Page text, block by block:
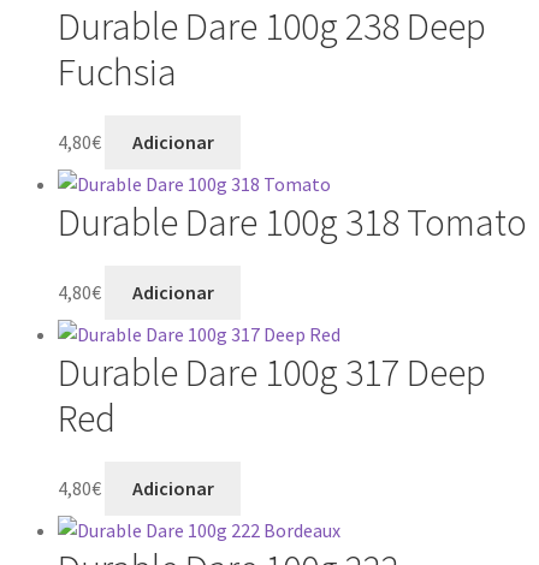
Durable Dare 100g 238 Deep
Fuchsia
4,80€ Adicionar
Durable Dare 100g 318 Tomato
4,80€ Adicionar
Durable Dare 100g 317 Deep
Red
4,80€ Adicionar